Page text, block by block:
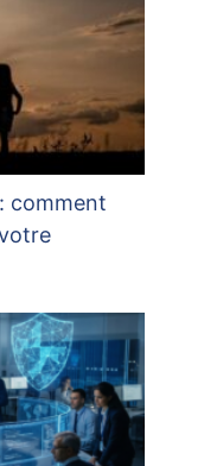
comment